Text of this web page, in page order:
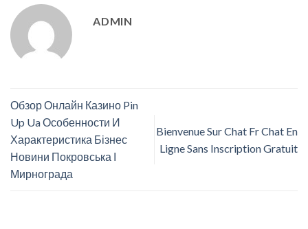
ADMIN
Обзор Онлайн Казино Pin
Up Ua Особенности И
Характеристика Бізнес
Новини Покровська І
Мирнограда
Bienvenue Sur Chat Fr Chat En
Ligne Sans Inscription Gratuit